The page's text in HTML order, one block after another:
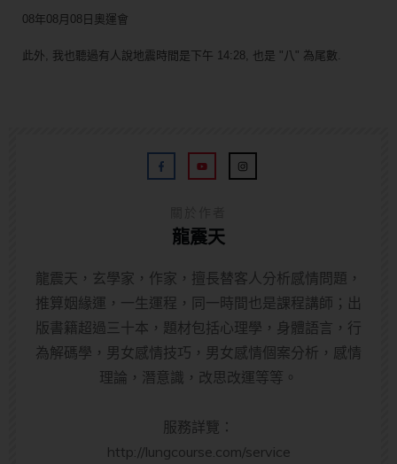
08年08月08日奧運會
此外, 我也聽過有人說地震時間是下午 14:28, 也是 "八" 為尾數.
龍震天
龍震天，玄學家，作家，擅長替客人分析感情問題，
推算姻緣運，一生運程，同一時間也是課程講師；出
版書籍超過三十本，題材包括心理學，身體語言，行
為解碼學，男女感情技巧，男女感情個案分析，感情
理論，潛意識，改思改運等等。
服務詳覽：
http://lungcourse.com/service